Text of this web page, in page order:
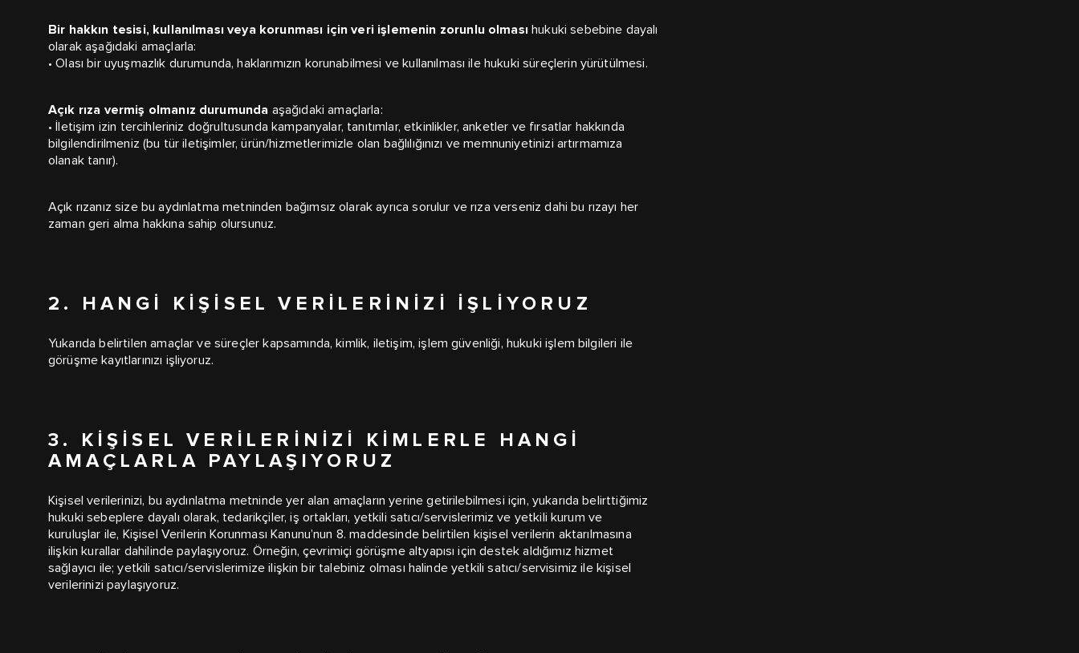
Bir hakkın tesisi, kullanılması veya korunması için veri işlemenin zorunlu olmasıhukuki sebebine dayalı
olarak aşağıdaki amaçlarla:
• Olası bir uyuşmazlık durumunda, haklarımızın korunabilmesi ve kullanılması ile hukuki süreçlerin yürütülmesi.
Açık rıza vermiş olmanız durumunda aşağıdaki amaçlarla:
• İletişim izin tercihleriniz doğrultusunda kampanyalar, tanıtımlar, etkinlikler, anketler ve fırsatlar hakkında
bilgilendirilmeniz (bu tür iletişimler, ürün/hizmetlerimizle olan bağlılığınızı ve memnuniyetinizi artırmamıza
olanak tanır).
Açık rızanız size bu aydınlatma metninden bağımsız olarak ayrıca sorulur ve rıza verseniz dahi bu rızayı her
zaman geri alma hakkına sahip olursunuz.
2. HANGI KIŞISEL VERILERINIZI İŞLIYORUZ
Yukarıda belirtilen amaçlar ve süreçler kapsamında, kimlik, iletişim, işlem güvenliği, hukuki işlem bilgileri ile
görüşme kayıtlarınızı işliyoruz.
3. KIŞISEL VERILERINIZI KIMLERLE HANGI
AMAÇLARLA PAYLAŞIYORUZ
Kişisel verilerinizi, bu aydınlatma metninde yer alan amaçların yerine getirilebilmesi için, yukarıda belirttiğimiz
hukuki sebeplere dayalı olarak, tedarikçiler, iş ortakları, yetkili satıcı/servislerimiz ve yetkili kurum ve
kuruluşlar ile, Kişisel Verilerin Korunması Kanunu’nun 8. maddesinde belirtilen kişisel verilerin aktarılmasına
ilişkin kurallar dahilinde paylaşıyoruz. Örneğin, çevrimiçi görüşme altyapısı için destek aldığımız hizmet
sağlayıcı ile; yetkili satıcı/servislerimize ilişkin bir talebiniz olması halinde yetkili satıcı/servisimiz ile kişisel
verilerinizi paylaşıyoruz.